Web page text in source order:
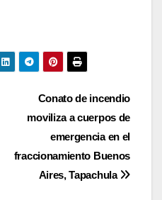
Conato de incendio
moviliza a cuerpos de
emergencia en el
fraccionamiento Buenos
Aires, Tapachula